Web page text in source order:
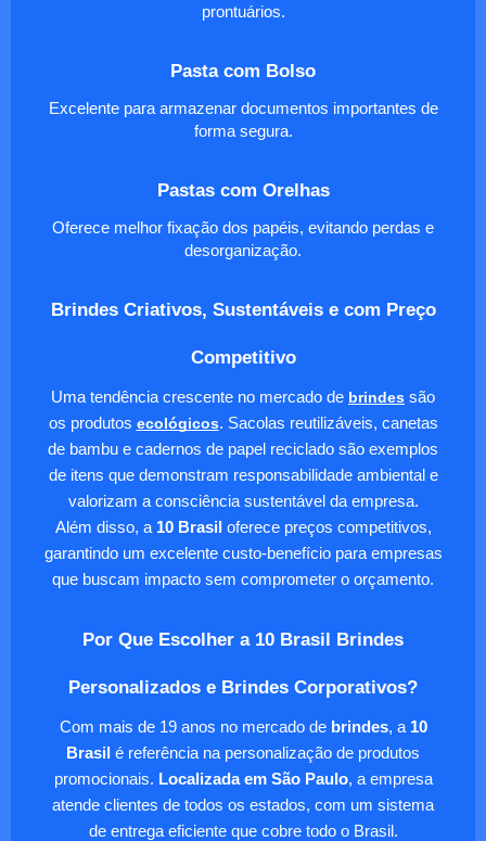
prontuários.
Pasta com Bolso
Excelente para armazenar documentos importantes de
forma segura.
Pastas com Orelhas
Oferece melhor fixação dos papéis, evitando perdas e
desorganização.
Brindes Criativos, Sustentáveis e com Preço
Competitivo
Uma tendência crescente no mercado de brindes são
os produtos ecológicos. Sacolas reutilizáveis, canetas
de bambu e cadernos de papel reciclado são exemplos
de itens que demonstram responsabilidade ambiental e
valorizam a consciência sustentável da empresa.
Além disso, a 10 Brasiloferece preços competitivos,
garantindo um excelente custo-benefício para empresas
que buscam impacto sem comprometer o orçamento.
Por Que Escolher a 10 Brasil Brindes
Personalizados e Brindes Corporativos?
Com mais de 19 anos no mercado de brindes, a 10
Brasil é referência na personalização de produtos
promocionais. Localizada em São Paulo, a empresa
atende clientes de todos os estados, com um sistema
de entrega eficiente que cobre todo o Brasil.